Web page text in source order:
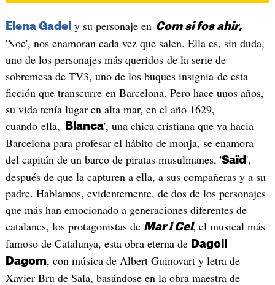
Elena Gadel y su personaje en Com si fos ahir,
'Noe', nos enamoran cada vez que salen. Ella es, sin duda,
uno de los personajes más queridos de la serie de
sobremesa de TV3, uno de los buques insignia de esta
ficción que transcurre en Barcelona. Pero hace unos años,
su vida tenía lugar en alta mar, en el año 1629,
cuando ella, 'Blanca', una chica cristiana que va hacia
Barcelona para profesar el hábito de monja, se enamora
del capitán de un barco de piratas musulmanes, 'Saïd ',
después de que la capturen a ella, a sus compañeras y a su
padre. Hablamos, evidentemente, de dos de los personajes
que más han emocionado a generaciones diferentes de
catalanes, los protagonistas de Mar i Cel, el musical más
famoso de Catalunya, esta obra eterna de Dagoll
Dagom, con música de Albert Guinovart y letra de
Xavier Bru de Sala, basándose en la obra maestra de